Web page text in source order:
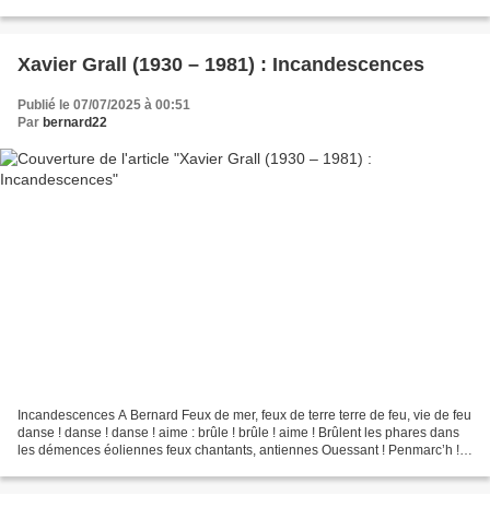
Xavier Grall (1930 – 1981) : Incandescences
Publié le 07/07/2025 à 00:51
Par bernard22
Incandescences A Bernard Feux de mer, feux de terre terre de feu, vie de feu
danse ! danse ! danse ! aime : brûle ! brûle ! aime ! Brûlent les phares dans
les démences éoliennes feux chantants, antiennes Ouessant ! Penmarc’h !